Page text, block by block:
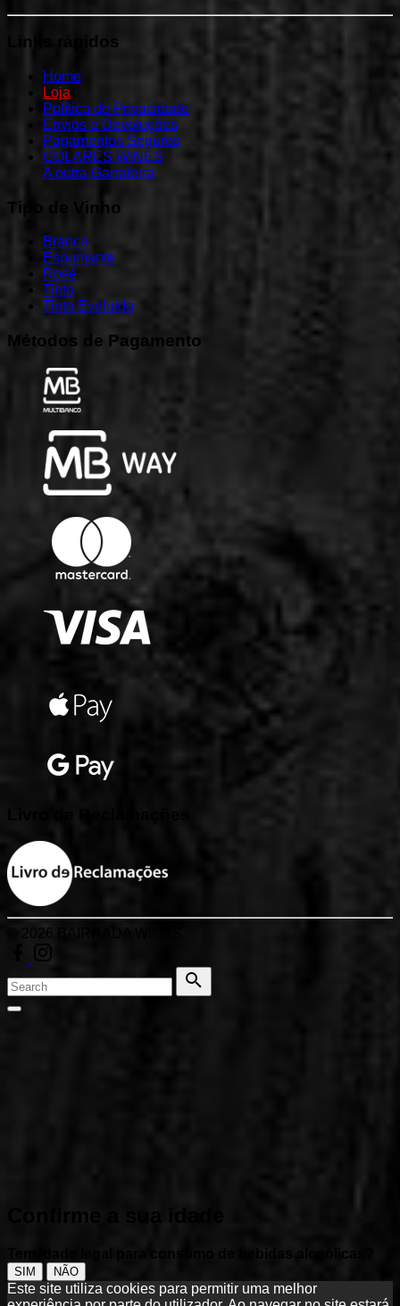
Links rápidos
Home
Loja
Política de Privacidade
Envios e Devoluções
Pagamentos Seguros
COLARES WINES
A outra Garrafeira
Tipo Vinho
Branco
Espumante
Rosé
Tinto
Tinto Evoluído
Métodos de Pagamento
2026
facebook
Search
Search
Tem idade legal para consumo de bebidas alcoólicas?
SIM NÃO
Este site utiliza cookies para permitir uma melhor